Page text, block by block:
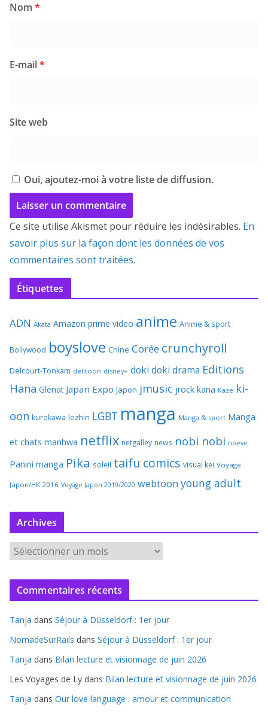
Nom *
E-mail*
Site web
Oui, ajoutez-moi à votre liste de diffusion.
Ce site utilise Akismet pour réduire les indésirables. En
savoir plus sur la façon dont les données de vos
commentaires sont traitées.
Étiquettes
ADN Akata Amazon prime video anime Anime & sport
Bollywood boyslove Chine Corée crunchyroll
Delcourt-Tonkam delitoon disney+ doki doki drama Editions
Hana Glenat Japan Expo Japon jmusic jrock kana Kaze ki-
oon kurokawa lezhin LGBT manga Manga & sport Manga
et chats manhwa netflix netgalley news nobi nobi noeve
Panini manga Pika soleil taifu comics visual kei Voyage
Japon/HK 2016 Voyage Japon 2019/2020 webtoon young adult
Archives
c
v
e
s
Commentaires récents
Tanja dans Séjour à Düsseldorf : 1er jour
NomadeSurRails dans Séjour à Düsseldorf : 1er jour
Tanja dans Bilan lecture et visionnage de juin 2026
Les Voyages de Ly dans Bilan lecture et visionnage de juin 2026
Tanja dans Our love language : amour et communication